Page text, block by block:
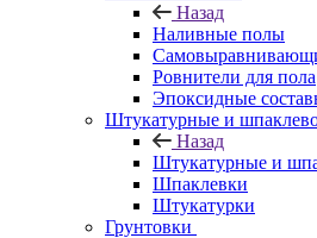
Назад
Наливные полы
Ровнители для пола
Эпоксидные
Штукатурные и
Назад
Штукатурные и
Шпаклевки
Штукатурки
Грунтовки